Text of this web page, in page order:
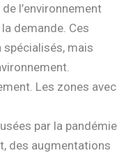
l’environnement
demande. Ces
mais
Les zones avec
par la pandémie
des augmentations